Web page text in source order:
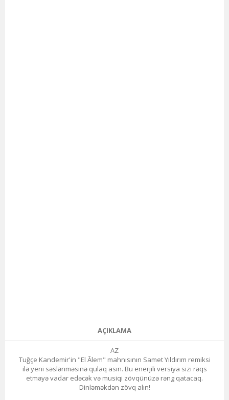
AÇIKLAMA
AZ
Tuğçe Kandemir'in "El Âlem" mahnısının Samet Yıldırım remiksi
ilə yeni səslənməsinə qulaq asın. Bu enerjili versiya sizi rəqs
etməyə vadar edəcək və musiqi zövqünüzə rəng qatacaq.
Dinləməkdən zövq alın!